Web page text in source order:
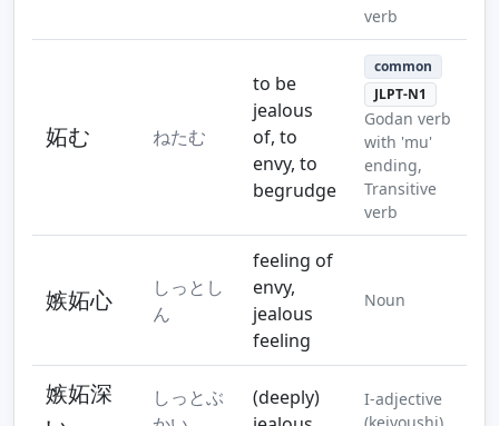
verb
妬む ねたむ
to be
jealous
of, to
envy, to
begrudge
common
JLPT-N1
Godan verb
with 'mu'
ending,
Transitive
verb
嫉妬心
しっとし
ん
feeling of
envy,
jealous
feeling
Noun
嫉妬深
しっとぶ
(deeply)
I-adjective